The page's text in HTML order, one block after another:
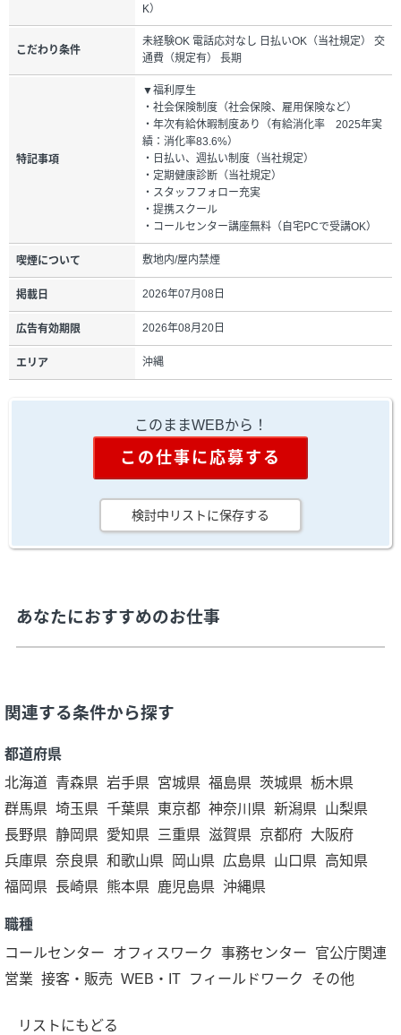
K）
こだわり条件
未経験OK 電話応対なし 日払いOK（当社規定） 交
通費（規定有） 長期
特記事項
▼福利厚生
・社会保険制度（社会保険、雇用保険など）
・年次有給休暇制度あり（有給消化率 2025年実
績：消化率83.6%）
・日払い、週払い制度（当社規定）
・定期健康診断（当社規定）
・スタッフフォロー充実
・提携スクール
・コールセンター講座無料（自宅PCで受講OK）
喫煙について 敷地内/屋内禁煙
掲載日 2026年07月08日
広告有効期限 2026年08月20日
エリア 沖縄
このままWEBから！
この仕事に応募する
検討中リストに保存する
あなたにおすすめのお仕事
関連する条件から探す
都道府県
北海道 青森県 岩手県 宮城県 福島県 茨城県 栃木県
群馬県 埼玉県 千葉県 東京都 神奈川県 新潟県 山梨県
長野県 静岡県 愛知県 三重県 滋賀県 京都府 大阪府
兵庫県 奈良県 和歌山県 岡山県 広島県 山口県 高知県
福岡県 長崎県 熊本県 鹿児島県 沖縄県
職種
コールセンター
オフィスワーク 事務センター
官公庁関連
営業 接客・販売 WEB・IT フィールドワーク その他
リストにもどる